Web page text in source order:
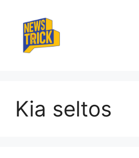
content
Kia seltos